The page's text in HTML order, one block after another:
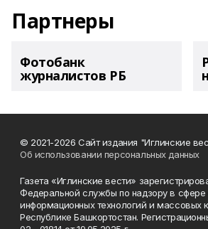
Партнеры
Фотобанк
журналистов РБ
© 2021-2026 Сайт издания "Иглинские
Об использовании персональных данных
Газета «Иглинские вести»
Федеральной службы по надзору в сфере
информационных технологий и массовых
Республике Башкортостан.